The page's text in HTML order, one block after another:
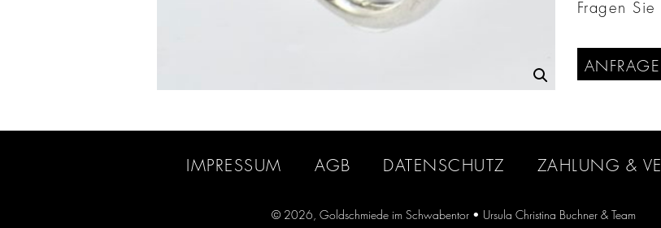
Fragen
IMPRESSUM AGB DATENSCHUTZ ZAHLUNG &
© 2026, Goldschmiede im Schwabentor • Ursula Christina Buchner & Team